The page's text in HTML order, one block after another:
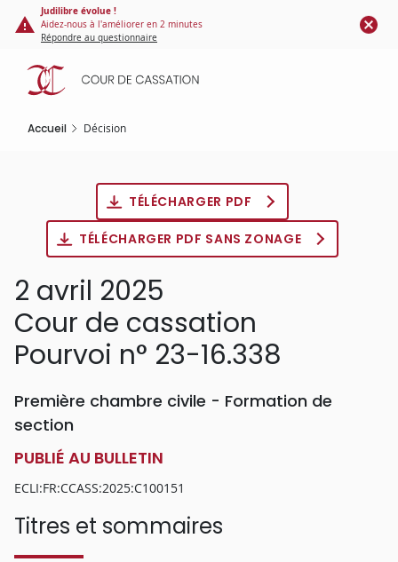
Panneau de gestion des cookies
contenu
principal
Judilibre évolue !
Aidez-nous à l'améliorer en 2 minutes
Répondre au questionnaire
Accueil Décision
TÉLÉCHARGER PDF
TÉLÉCHARGER PDF SANS ZONAGE
2 avril 2025
Cour de cassation
Pourvoi n° 23-16.338
Première chambre civile - Formation de
section
PUBLIÉ AU BULLETIN
ECLI:FR:CCASS:2025:C100151
Titres et sommaires